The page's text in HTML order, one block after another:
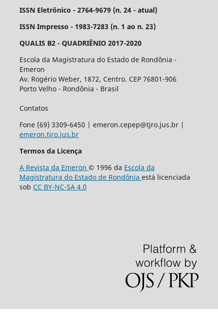
ISSN Eletrônico - 2764-9679 (n. 24 - atual)
ISSN Impresso - 1983-7283 (n. 1 ao n. 23)
QUALIS B2 - QUADRIÊNIO 2017-2020
Escola da Magistratura do Estado de Rondônia -
Emeron
Av. Rogério Weber, 1872, Centro. CEP 76801-906
Porto Velho - Rondônia - Brasil
Contatos
Fone (69) 3309-6450 | emeron.cepep@tjro.jus.br |
emeron.tjro.jus.br
Termos da Licença
A Revista da Emeron © 1996 da Escola da
Magistratura do Estado de Rondônia está licenciada
sob CC BY-NC-SA 4.0